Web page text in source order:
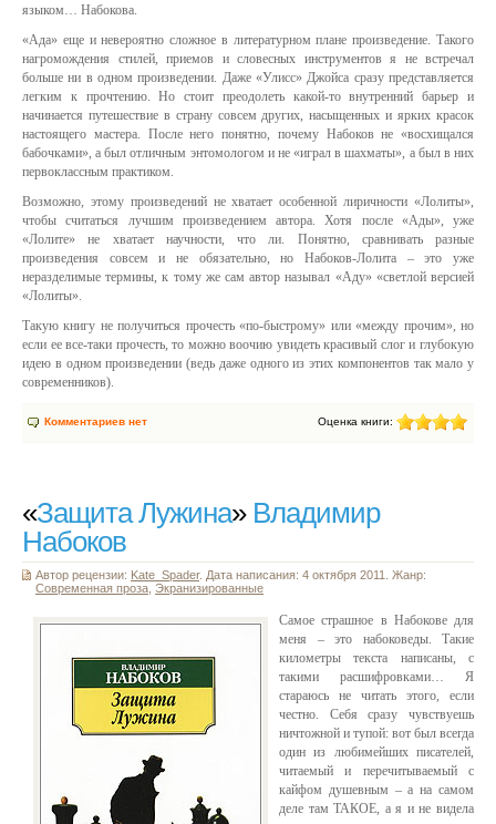
языком… Набокова.
«Ада» еще и невероятно сложное в литературном плане произведение. Такого
нагромождения стилей, приемов и словесных инструментов я не встречал
больше ни в одном произведении. Даже «Улисс» Джойса сразу представляется
легким к прочтению. Но стоит преодолеть какой-то внутренний барьер и
начинается путешествие в страну совсем других, насыщенных и ярких красок
настоящего мастера. После него понятно, почему Набоков не «восхищался
бабочками», а был отличным энтомологом и не «играл в шахматы», а был в них
первоклассным практиком.
Возможно, этому произведений не хватает особенной лиричности «Лолиты»,
чтобы считаться лучшим произведением автора. Хотя после «Ады», уже
«Лолите» не хватает научности, что ли. Понятно, сравнивать разные
произведения совсем и не обязательно, но Набоков-Лолита – это уже
неразделимые термины, к тому же сам автор называл «Аду» «светлой версией
«Лолиты».
Такую книгу не получиться прочесть «по-быстрому» или «между прочим», но
если ее все-таки прочесть, то можно воочию увидеть красивый слог и глубокую
идею в одном произведении (ведь даже одного из этих компонентов так мало у
современников).
Комментариев нет Оценка книги:
«Защита Лужина» Владимир
Набоков
Автор рецензии: Kate_Spader. Дата написания: 4 октября 2011. Жанр:
Современная проза Экранизированные
Самое страшное в Набокове для
меня – это набоковеды. Такие
километры текста написаны, с
такими расшифровками… Я
стараюсь не читать этого, если
честно. Себя сразу чувствуешь
ничтожной и тупой: вот был всегда
один из любимейших писателей,
читаемый и перечитываемый с
кайфом душевным – а на самом
деле там ТАКОЕ, а я и не видела